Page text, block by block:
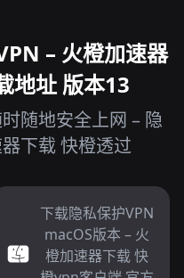
– 火橙加速器
地址 版本13
随地安全上网 – 隐
下载 快橙透过
下载隐私保护VPN
macOS版本 – 火
橙加速器下载 快